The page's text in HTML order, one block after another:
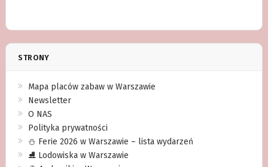
STRONY
Mapa placów zabaw w Warszawie
Newsletter
O NAS
Polityka prywatności
⛄️ Ferie 2026 w Warszawie – lista wydarzeń
⛸ Lodowiska w Warszawie